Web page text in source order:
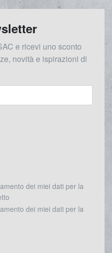
e ricevi uno sconto
novità e ispirazioni di
dei miei dati per la
dei miei dati per la